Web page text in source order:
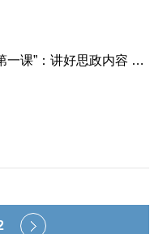
设计艺术学院召开新学期“开学第一课”：讲好思政内容 筑牢安全防线 规划成长路径